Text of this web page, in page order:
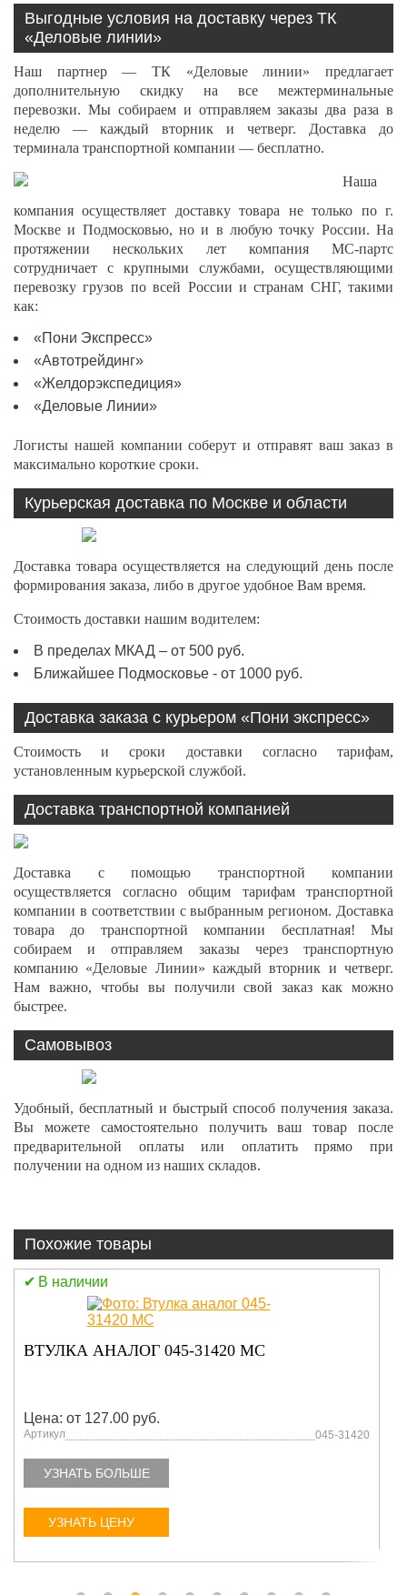
Выгодные условия на доставку через ТК
«Деловые линии»
Наш партнер — ТК «Деловые линии» предлагает
дополнительную скидку на все межтерминальные
перевозки. Мы собираем и отправляем заказы два раза в
неделю — каждый вторник и четверг. Доставка до
терминала транспортной компании — бесплатно.
Наша
компания осуществляет доставку товара не только по г.
Москве и Подмосковью, но и в любую точку России. На
протяжении нескольких лет компания МС-партс
сотрудничает с крупными службами, осуществляющими
перевозку грузов по всей России и странам СНГ, такими
как:
«Пони Экспресс»
«Автотрейдинг»
«Желдорэкспедиция»
«Деловые Линии»
Логисты нашей компании соберут и отправят ваш заказ в
максимально короткие сроки.
Курьерская доставка по Москве и области
Доставка товара осуществляется на следующий день после
формирования заказа, либо в другое удобное Вам время.
Стоимость доставки нашим водителем:
В пределах МКАД – от 500 руб.
Ближайшее Подмосковье - от 1000 руб.
Доставка заказа с курьером «Пони экспресс»
Стоимость и сроки доставки согласно тарифам,
установленным курьерской службой.
Доставка транспортной компанией
Доставка с помощью транспортной компании
осуществляется согласно общим тарифам транспортной
компании в соответствии с выбранным регионом. Доставка
товара до транспортной компании бесплатная! Мы
собираем и отправляем заказы через транспортную
компанию «Деловые Линии» каждый вторник и четверг.
Нам важно, чтобы вы получили свой заказ как можно
быстрее.
Самовывоз
Удобный, бесплатный и быстрый способ получения заказа.
Вы можете самостоятельно получить ваш товар после
предварительной оплаты или оплатить прямо при
получении на одном из наших складов.
Похожие товары
В наличии
Артикул N241117
УЗНАТЬ БОЛЬШЕ
УЗНАТЬ ЦЕНУ